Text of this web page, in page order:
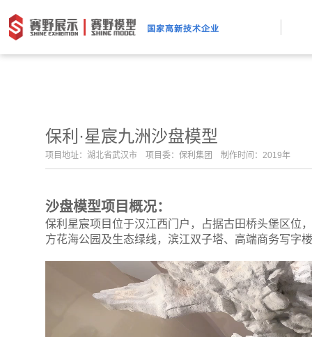
保利·星宸九洲沙盘模型
项目地址：湖北省武汉市 项目委：保利集团 制作时间：2019年
沙盘模型项目概况：
保利星宸项目位于汉江西门户，占据古田桥头堡区位
方花海公园及生态绿线，滨江双子塔、高端商务写字